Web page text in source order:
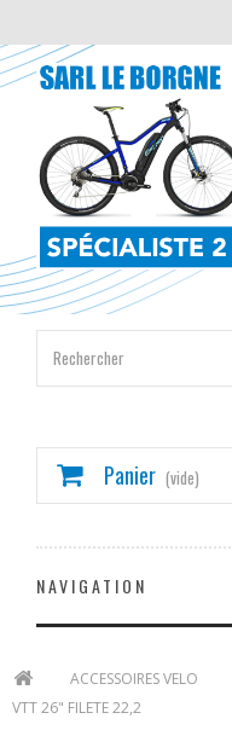
Panier (vide)
NAVIGATION
ACCESSOIRES VELO
VTT 26" FILETE 22,2